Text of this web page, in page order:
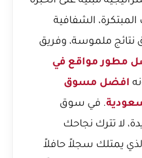
المبتكرة، الشفافية
نتائج ملموسة، وفريق
مطور مواقع في
افضل مسوق
. في سوق
لا تترك نجاحك
يمتلك سجلاً حافلاً